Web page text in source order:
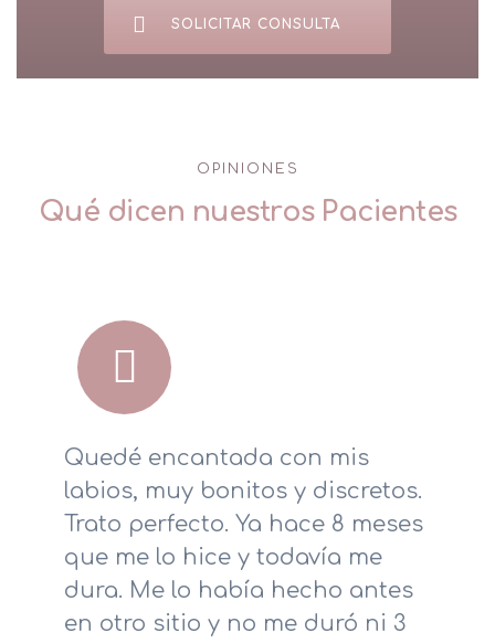
SOLICITAR CONSULTA
OPINIONES
Qué dicen nuestros Pacientes
Quedé encantada con mis
labios, muy bonitos y discretos.
Trato perfecto. Ya hace 8 meses
que me lo hice y todavía me
dura. Me lo había hecho antes
en otro sitio y no me duró ni 3